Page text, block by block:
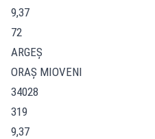
9,37
72
ARGEŞ
ORAŞ MIOVENI
34028
319
9,37